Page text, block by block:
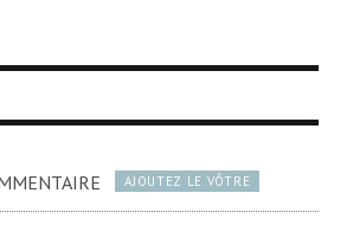
AJOUTEZ LE VÔTRE